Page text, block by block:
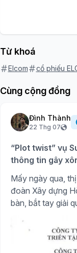
Từ khoá
Elcom cổ phiếu
Cùng cộng đồng
Đình Thành
22 Thg 07
“Plot twist” vụ
thông tin gây
Mấy ngày qua,
đoàn Xây dựng
bàn, bắt tay giải